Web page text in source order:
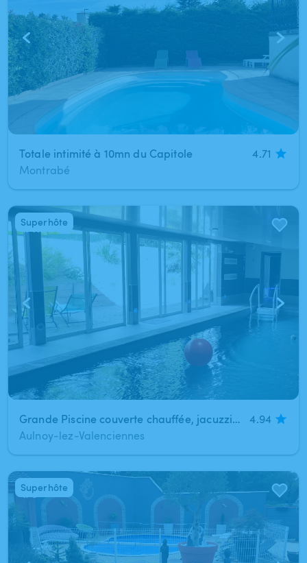
Totale intimité à 10mn du Capitole
4.71
Montrabé
1/11
Grande Piscine couverte chauffée, jacuzzi, hammam, salon, terrasse à 5min de Valenciennes
4.94
Aulnoy-lez-Valenciennes
Superhôte
1/9
Superhôte